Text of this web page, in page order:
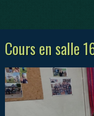
Cours en salle